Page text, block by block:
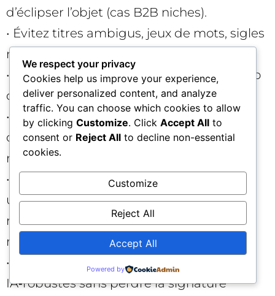
d’éclipser l’objet (cas B2B niches).
• Évitez titres ambigus, jeux de mots, sigles
non explicités en H1.
• Mettez en place une veille visuelle hebdo
des SERP sur vos 100 pages clés.
• Déployez un script de détection de
divergences Title vs SERP Title pour les
requêtes stratégiques.
• Ajoutez un runbook interne « que faire si
un titre IA pose problème » (ajuster H1,
renforcer chapô, re‑ordonner l’info,
réexaminer l’intention visée).
• Formez les équipes à écrire des titres
IA‑robustes sans perdre la signature
We respect your privacy
Cookies help us improve your experience,
deliver personalized content, and analyze
traffic. You can choose which cookies to allow
by clicking Customize. Click Accept All to
consent or Reject All to decline non-essential
cookies.
Customize
Reject All
Accept All
Powered by